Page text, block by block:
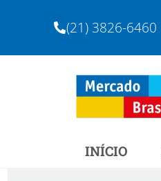
(21) 3826-6460
INÍCIO